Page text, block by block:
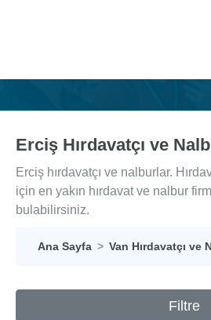
Erciş Hırdavatçı ve
Erciş hırdavatçı ve nalburlar.
için en yakın hırdavat ve nalbur
bulabilirsiniz.
Ana Sayfa Van Hırdavatçı ve
Filtre